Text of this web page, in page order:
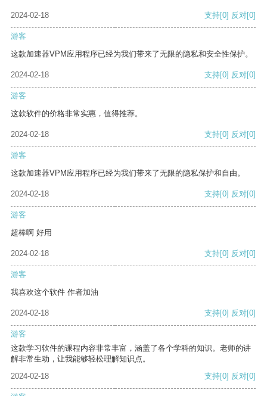
2024-02-18 支持[0] 反对[0]
游客
这款加速器VPM应用程序已经为我们带来了无限的隐私和安全性保护。
2024-02-18 支持[0] 反对[0]
游客
这款软件的价格非常实惠，值得推荐。
2024-02-18 支持[0] 反对[0]
游客
这款加速器VPM应用程序已经为我们带来了无限的隐私保护和自由。
2024-02-18 支持[0] 反对[0]
游客
超棒啊 好用
2024-02-18 支持[0] 反对[0]
游客
我喜欢这个软件 作者加油
2024-02-18 支持[0] 反对[0]
游客
这款学习软件的课程内容非常丰富，涵盖了各个学科的知识。老师的讲
解非常生动，让我能够轻松理解知识点。
2024-02-18
支持[0] 反对[0]